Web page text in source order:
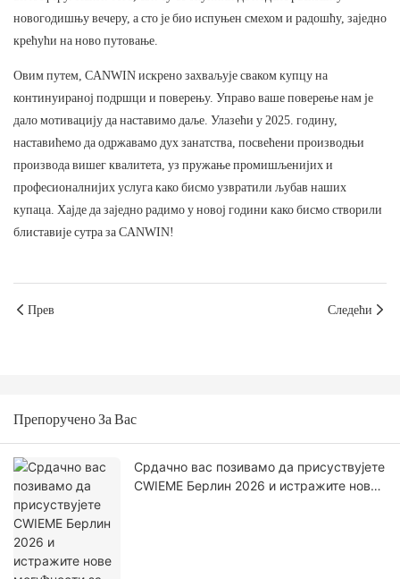
новогодишњу вечеру, а сто је био испуњен смехом и радошћу, заједно
крећући на ново путовање.
Овим путем, CANWIN искрено захваљује сваком купцу на
континуираној подршци и поверењу. Управо ваше поверење нам је
дало мотивацију да наставимо даље. Улазећи у 2025. годину,
наставићемо да одржавамо дух занатства, посвећени производњи
производа вишег квалитета, уз пружање промишљенијих и
професионалнијих услуга како бисмо узвратили љубав наших
купаца. Хајде да заједно радимо у новој години како бисмо створили
блиставије сутра за CANWIN!
Прев Следећи
Препоручено За Вас
Срдачно вас позивамо да присуствујете
CWIEME Берлин 2026 и истражите нове